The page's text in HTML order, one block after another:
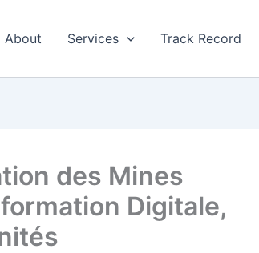
About Services Track Record
des Mines
Digitale,